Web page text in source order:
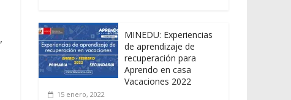
,
MINEDU: Experiencias
de aprendizaje de
recuperación para
Aprendo en casa
Vacaciones 2022
15 enero, 2022